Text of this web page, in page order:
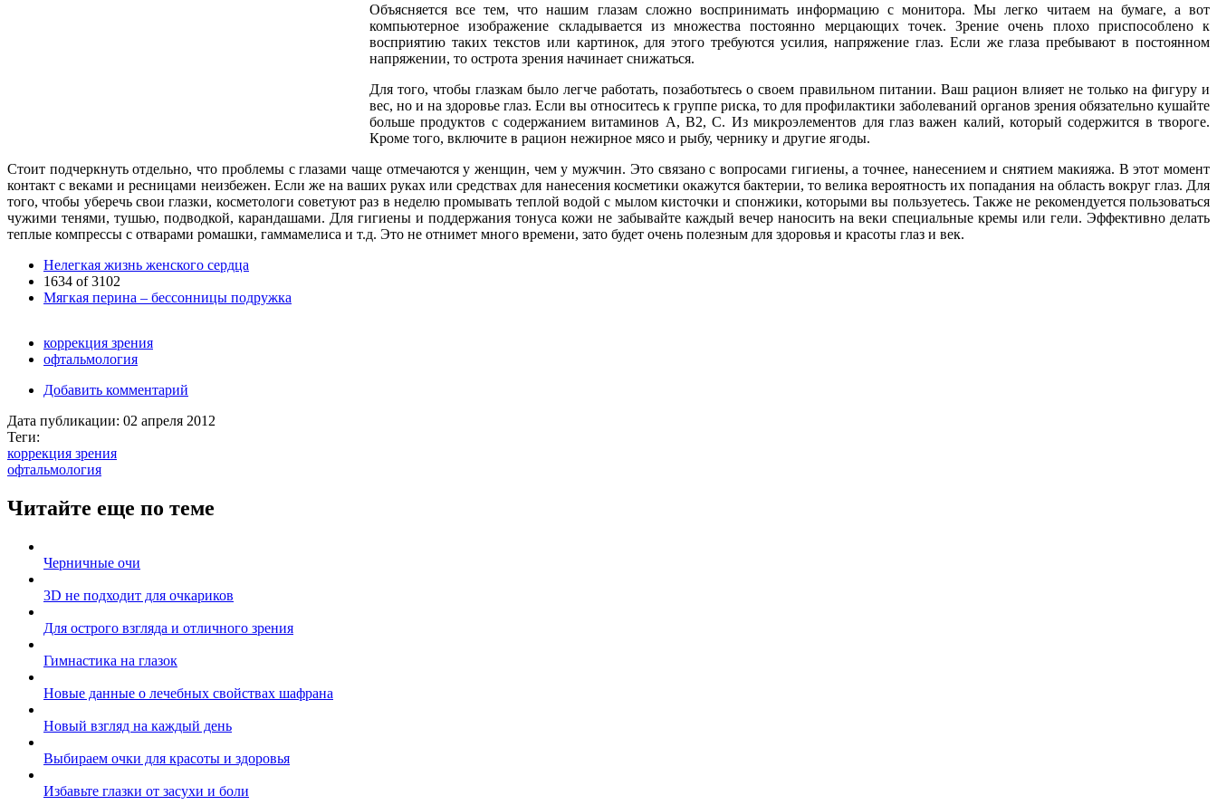
Объясняется все тем, что нашим глазам сложно воспринимать информацию с монитора. Мы легко читаем на бумаге, а вот
компьютерное изображение складывается из множества постоянно мерцающих точек. Зрение очень плохо приспособлено к
восприятию таких текстов или картинок, для этого требуются усилия, напряжение глаз. Если же глаза пребывают в постоянном
напряжении, то острота зрения начинает снижаться.
Для того, чтобы глазкам было легче работать, позаботьтесь о своем правильном питании. Ваш рацион влияет не только на фигуру и
вес, но и на здоровье глаз. Если вы относитесь к группе риска, то для профилактики заболеваний органов зрения обязательно кушайте
больше продуктов с содержанием витаминов А, В2, С. Из микроэлементов для глаз важен калий, который содержится в твороге.
Кроме того, включите в рацион нежирное мясо и рыбу, чернику и другие ягоды.
Стоит подчеркнуть отдельно, что проблемы с глазами чаще отмечаются у женщин, чем у мужчин. Это связано с вопросами гигиены, а точнее, нанесением и снятием макияжа. В этот момент
контакт с веками и ресницами неизбежен. Если же на ваших руках или средствах для нанесения косметики окажутся бактерии, то велика вероятность их попадания на область вокруг глаз. Для
того, чтобы уберечь свои глазки, косметологи советуют раз в неделю промывать теплой водой с мылом кисточки и спонжики, которыми вы пользуетесь. Также не рекомендуется пользоваться
чужими тенями, тушью, подводкой, карандашами. Для гигиены и поддержания тонуса кожи не забывайте каждый вечер наносить на веки специальные кремы или гели. Эффективно делать
теплые компрессы с отварами ромашки, гаммамелиса и т.д. Это не отнимет много времени, зато будет очень полезным для здоровья и красоты глаз и век.
Нелегкая жизнь женского сердца
1634 of 3102
Мягкая перина – бессонницы подружка
коррекция зрения
офтальмология
Добавить комментарий
Дата публикации: 02 апреля 2012
Теги:
коррекция зрения
офтальмология
Читайте еще по теме
Черничные очи
3D не подходит для очкариков
Для острого взгляда и отличного зрения
Гимнастика на глазок
Новые данные о лечебных свойствах шафрана
Новый взгляд на каждый день
Выбираем очки для красоты и здоровья
Избавьте глазки от засухи и боли